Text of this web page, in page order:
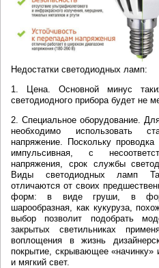
Недостатки светодиодных ламп:
1. Цена. Основной минус
светодиодного прибора будет не
2. Специальное оборудование.
необходимо использовать
напряжение. Поскольку
импульсивная, с
напряжения, срок службы
Виды светодиодных ламп
отличаются от своих
форм: в виде груши, в
шарообразная, как кукуруза,
выбор позволит подобрать
закрытых светильниках
воплощения в жизнь
покрытие, скрывающее
и мягкий свет.